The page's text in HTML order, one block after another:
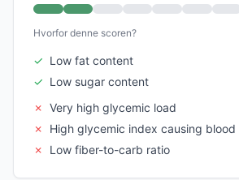
Hvorfor denne scoren?
✓ Low fat content
✓ Low sugar content
✗ Very high glycemic load
✗
High glycemic index causing
✗
Low fiber-to-carb ratio